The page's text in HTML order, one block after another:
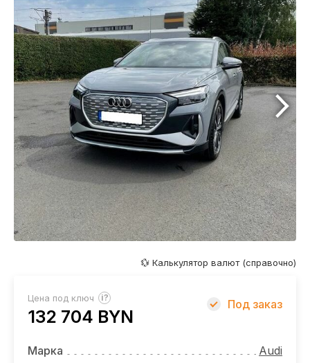
МОТОЦИКЛЫ
УСЛУГИ
ЛИЗИНГ
НОВОСТИ
ОТЗЫВЫ
ВАКАНСИИ
О КОМПАНИИ
КОНТАКТЫ
💱 Калькулятор валют (справочно)
Цена под ключ ?
132 704 BYN
Под заказ
Марка
Audi